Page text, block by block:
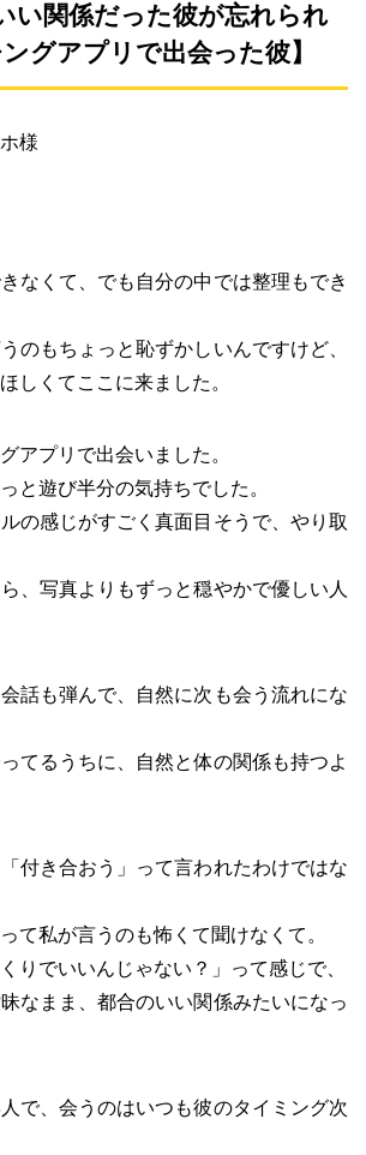
い関係だった彼が忘れられ
グアプリで出会った彼】
様
なくて、でも自分の中では整理もでき
のもちょっと恥ずかしいんですけど、
しくてここに来ました。
アプリで出会いました。
と遊び半分の気持ちでした。
の感じがすごく真面目そうで、やり取
、写真よりもずっと穏やかで優しい人
話も弾んで、自然に次も会う流れにな
てるうちに、自然と体の関係も持つよ
付き合おう」って言われたわけではな
て私が言うのも怖くて聞けなくて。
りでいいんじゃない？」って感じで、
なまま、都合のいい関係みたいになっ
で、会うのはいつも彼のタイミング次